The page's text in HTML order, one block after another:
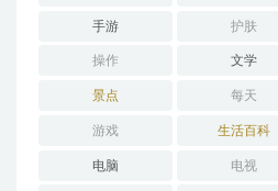
手游 护肤
操作 文学
景点 每天
游戏 生活百科
电脑 电视